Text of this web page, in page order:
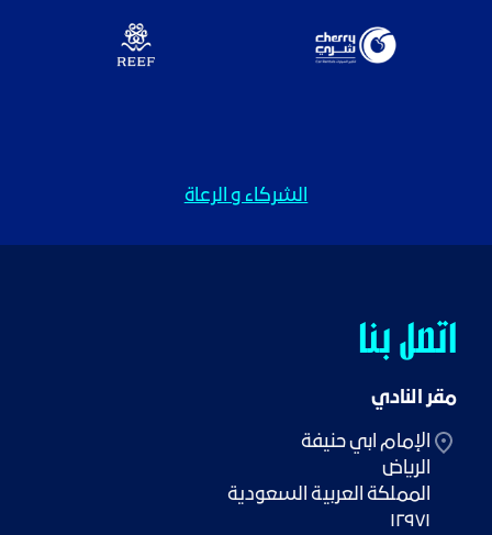
الشركاء و الرعاة
اتصل بنا
مقر النادي
١٢٩٧١